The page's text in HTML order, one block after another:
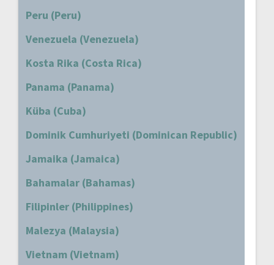
Peru (Peru)
Venezuela (Venezuela)
Kosta Rika (Costa Rica)
Panama (Panama)
Küba (Cuba)
Dominik Cumhuriyeti (Dominican Republic)
Jamaika (Jamaica)
Bahamalar (Bahamas)
Filipinler (Philippines)
Malezya (Malaysia)
Vietnam (Vietnam)